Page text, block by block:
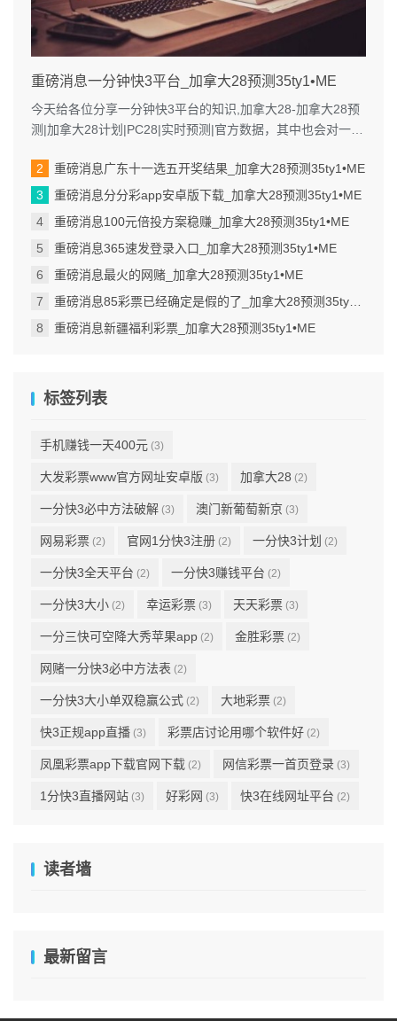
重磅消息一分钟快3平台_加拿大28预测35ty1 •ME
今天给各位分享一分钟快3平台的知识,加拿大28-加拿大28预
测|加拿大28计划|PC28|实时预测|官方数据，其中也会对一分
重磅消息广东十一选五开奖结果_加拿大28预测35ty1 •ME
重磅消息分分彩app安卓版下载_加拿大28预测35ty1 •ME
重磅消息100元倍投方案稳赚_加拿大28预测35ty1 •ME
重磅消息365速发登录入口_加拿大28预测35ty1 •ME
重磅消息最火的网赌_加拿大28预测35ty1 •ME
重磅消息85彩票已经确定是假的了_加拿大28预测35ty1 •ME
重磅消息新疆福利彩票_加拿大28预测35ty1 •ME
标签列表
手机赚钱一天400元 (3)
大发彩票www官方网址安卓版 (3) 加拿大28 (2)
一分快3必中方法破解 (3) 澳门新葡萄新京 (3)
网易彩票 (2) 官网1分快3注册 (2) 一分快3计划 (2)
一分快3全天平台 (2) 一分快3赚钱平台 (2)
一分快3大小 (2) 幸运彩票 (3) 天天彩票 (3)
一分三快可空降大秀苹果app (2) 金胜彩票 (2)
网赌一分快3必中方法表 (2)
一分快3大小单双稳赢公式 (2) 大地彩票 (2)
快3正规app直播 (3) 彩票店讨论用哪个软件好 (2)
凤凰彩票app下载官网下载 (2) 网信彩票一首页登录 (3)
1分快3直播网站 (3) 好彩网 (3) 快3在线网址平台 (2)
读者墙
最新留言